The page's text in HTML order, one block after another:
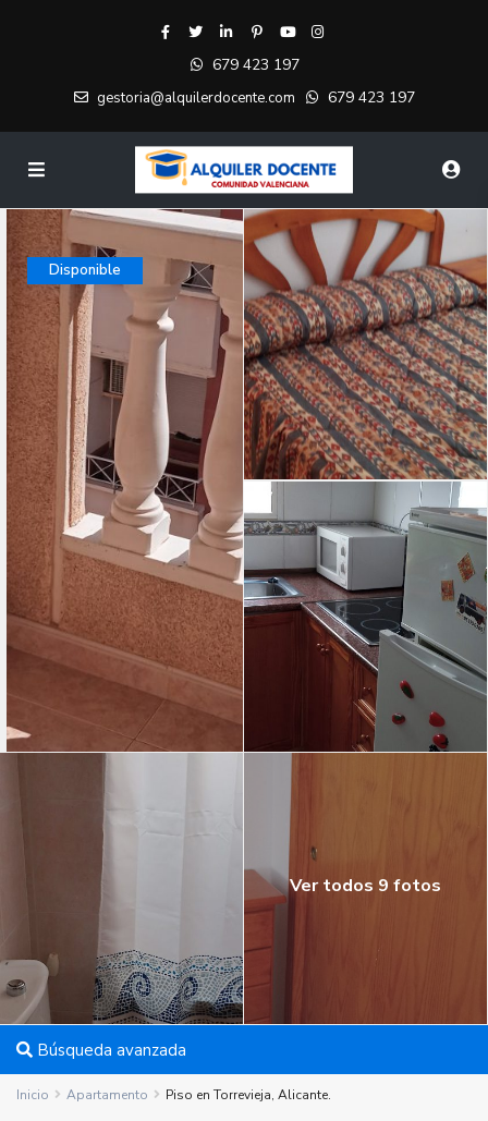
679 423 197
gestoria@alquilerdocente.com 679 423 197
Disponible
Ver todos 9 fotos
Búsqueda avanzada
Inicio Apartamento Piso en Torrevieja, Alicante.